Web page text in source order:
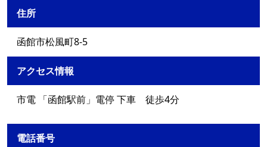
住所
函館市松風町8-5
アクセス情報
市電 「函館駅前」電停 下車 徒歩4分
電話番号